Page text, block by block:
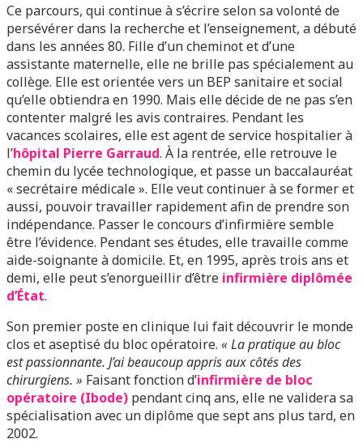
Ce parcours, qui continue à s’écrire selon sa volonté de
persévérer dans la recherche et l’enseignement, a débuté
dans les années 80. Fille d’un cheminot et d’une
assistante maternelle, elle ne brille pas spécialement au
collège. Elle est orientée vers un BEP sanitaire et social
qu’elle obtiendra en 1990. Mais elle décide de ne pas s’en
contenter malgré les avis contraires. Pendant les
vacances scolaires, elle est agent de service hospitalier à
l’hôpital Pierre Garraud. À la rentrée, elle retrouve le
chemin du lycée technologique, et passe un baccalauréat
« secrétaire médicale ». Elle veut continuer à se former et
aussi, pouvoir travailler rapidement afin de prendre son
indépendance. Passer le concours d’infirmière semble
être l’évidence. Pendant ses études, elle travaille comme
aide-soignante à domicile. Et, en 1995, après trois ans et
demi, elle peut s’enorgueillir d’être infirmière diplômée
d’État.
Son premier poste en clinique lui fait découvrir le monde
clos et aseptisé du bloc opératoire. « La pratique au bloc
est passionnante. J’ai beaucoup appris aux côtés des
chirurgiens. » Faisant fonction d’infirmière de bloc
opératoire (Ibode) pendant cinq ans, elle ne validera sa
spécialisation avec un diplôme que sept ans plus tard, en
2002.